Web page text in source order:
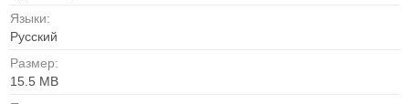
Языки:
Русский
Размер:
15.5 MB